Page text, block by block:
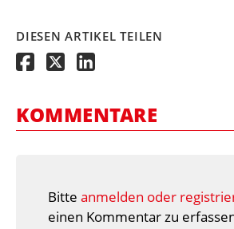
DIESEN ARTIKEL TEILEN
KOMMENTARE
Bitte anmelden oder
einen Kommentar zu